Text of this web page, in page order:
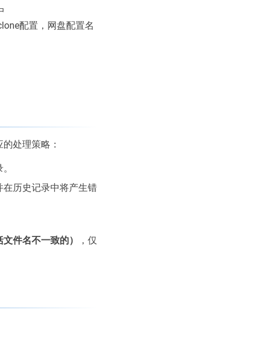
配置，网盘配置名
处理策略：
历史记录中将产生错
件名不一致的） ，仅